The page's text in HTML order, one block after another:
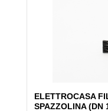
ELETTROCASA
SPAZZOLINA (DN